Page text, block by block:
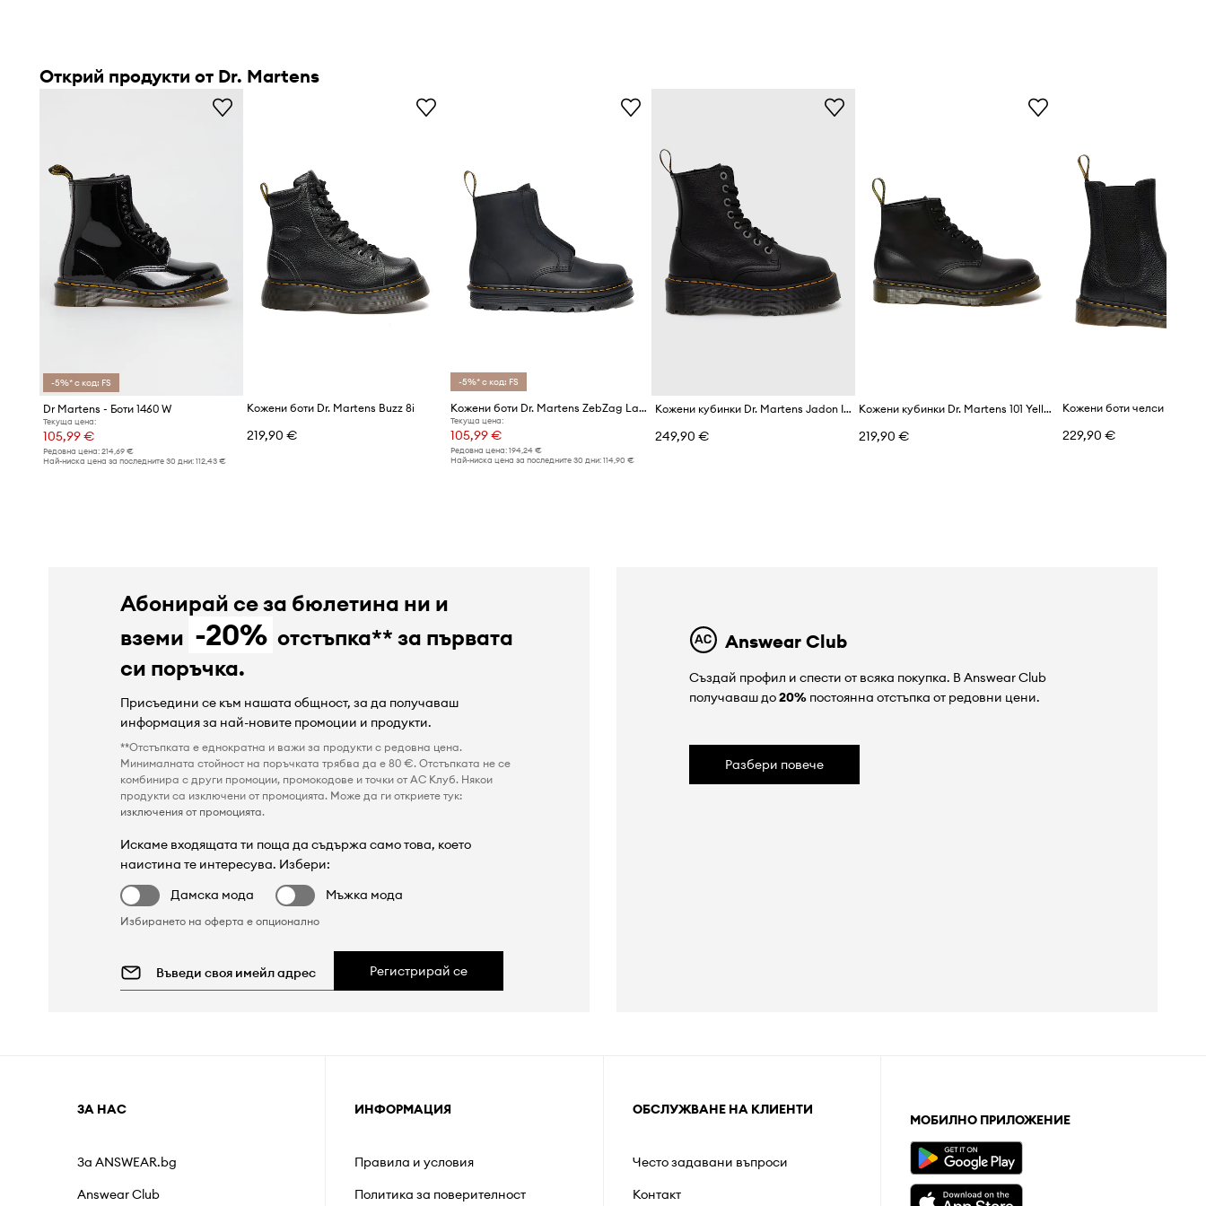
Открий продукти от Dr. Martens
-5%* с код: FS
Dr Martens - Боти 1460 W
Текуща цена:
105,99 €
Редовна цена: 214,69 €
Най-ниска цена за последните 30 дни: 112,43 €
Кожени боти Dr. Martens Buzz 8i
219,90 €
-5%* с код: FS
Кожени боти Dr. Martens ZebZag Laceless
Текуща цена:
105,99 €
Редовна цена: 194,24 €
Най-ниска цена за последните 30 дни: 114,90 €
Кожени кубинки Dr. Martens Jadon III
249,90 €
Кожени кубинки Dr. Martens 101 Yellow Stitch
219,90 € 229,90 €
Абонирай се за бюлетина ни и
вземи -20% отстъпка** за първата
си поръчка.
Присъедини се към нашата общност, за да получаваш
информация за най-новите промоции и продукти.
**Отстъпката е еднократна и важи за продукти с редовна цена.
Минималната стойност на поръчката трябва да е 80 €. Отстъпката не се
комбинира с други промоции, промокодове и точки от AC Клуб. Някои
продукти са изключени от промоцията. Може да ги откриете тук:
изключения от промоцията.
Искаме входящата ти поща да съдържа само това, което
наистина те интересува. Избери:
Дамска мода
Мъжка мода
Избирането на оферта е опционално
Регистрирай се
Answear Club
Създай профил и спести от всяка покупка. В Answear Club
получаваш до20%постоянна отстъпка от редовни цени.
Разбери повече
ЗА НАС
За ANSWEAR.bg
Answear Club
ИНФОРМАЦИЯ
Правила и условия
Политика за поверителност
ОБСЛУЖВАНЕ НА КЛИЕНТИ
Често задавани въпроси
Контакт
МОБИЛНО ПРИЛОЖЕНИЕ